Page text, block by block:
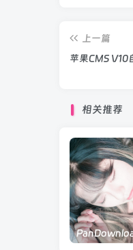
上一篇
苹果CMS V10
相关推荐